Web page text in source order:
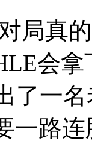
局真
会
了一
一路